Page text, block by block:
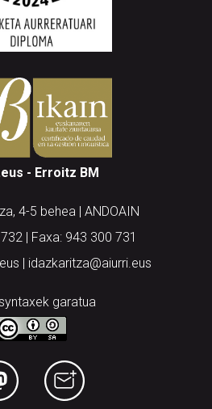
- Erroitz BM
4-5 behea | ANDOAIN
| Faxa: 943 300 731
| idazkaritza@aiurri.eus
garatua